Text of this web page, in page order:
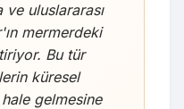
ve uluslararası
mermerdeki
Bu tür
küresel
gelmesine